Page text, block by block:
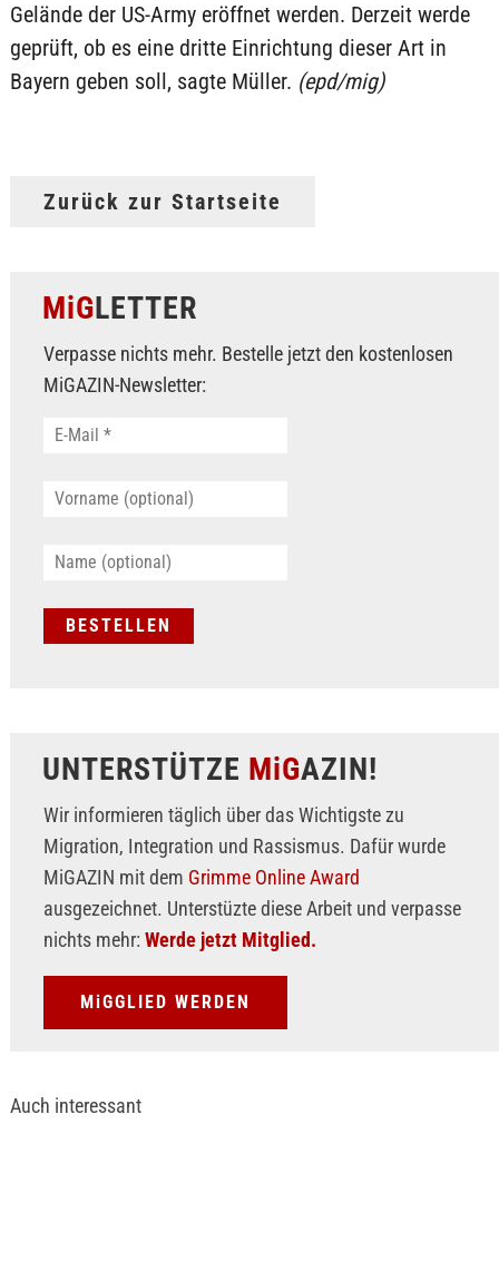
Gelände der US-Army eröffnet werden. Derzeit werde
geprüft, ob es eine dritte Einrichtung dieser Art in
Bayern geben soll, sagte Müller. (epd/mig)
Zurück zur Startseite
MiGLETTER
Verpasse nichts mehr. Bestelle jetzt den kostenlosen
MiGAZIN-Newsletter:
UNTERSTÜTZE MiGAZIN!
Wir informieren täglich über das Wichtigste zu
Migration, Integration und Rassismus. Dafür wurde
MiGAZIN mit dem Grimme Online Award
ausgezeichnet. Unterstüzte diese Arbeit und verpasse
nichts mehr: Werde jetzt Mitglied.
MiGGLIED WERDEN
Auch interessant